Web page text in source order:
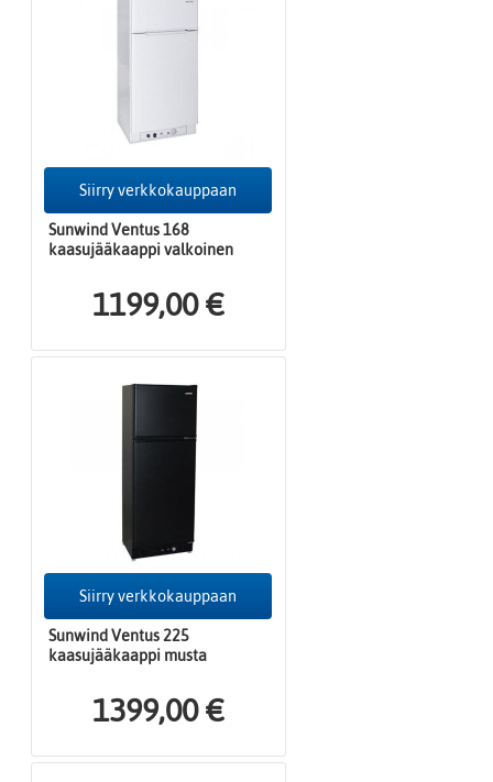
Siirry verkkokauppaan
Sunwind Ventus 168
kaasujääkaappi valkoinen
1199,00 €
Siirry verkkokauppaan
Sunwind Ventus 225
kaasujääkaappi musta
1399,00 €